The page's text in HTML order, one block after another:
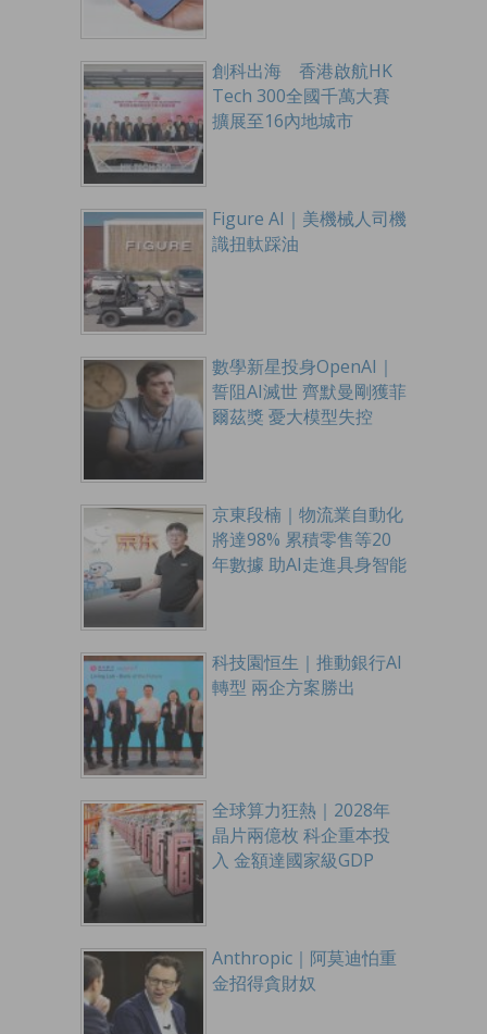
創科出海 香港啟航HK
Tech 300全國千萬大賽
擴展至16內地城市
Figure AI｜美機械人司機
識扭軚踩油
數學新星投身OpenAI｜
誓阻AI滅世 齊默曼剛獲菲
爾茲獎 憂大模型失控
京東段楠｜物流業自動化
將達98% 累積零售等20
年數據 助AI走進具身智能
科技園恒生｜推動銀行AI
轉型 兩企方案勝出
全球算力狂熱｜2028年
晶片兩億枚 科企重本投
入 金額達國家級GDP
Anthropic｜阿莫迪怕重
金招得貪財奴